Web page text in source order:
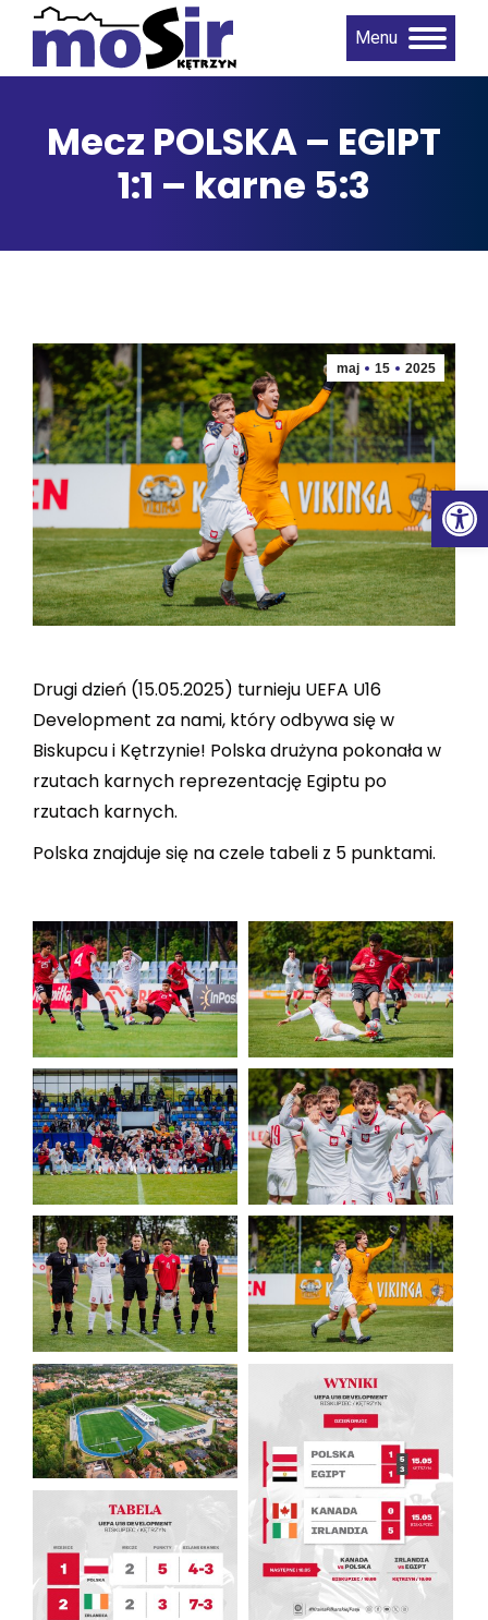
Menu
Mecz POLSKA – EGIPT
1:1 – karne 5:3
maj 15 2025
Drugi dzień (15.05.2025) turnieju UEFA U16
Development za nami, który odbywa się w
Biskupcu i Kętrzynie! Polska drużyna pokonała w
rzutach karnych reprezentację Egiptu po
rzutach karnych.
Polska znajduje się na czele tabeli z 5 punktami.